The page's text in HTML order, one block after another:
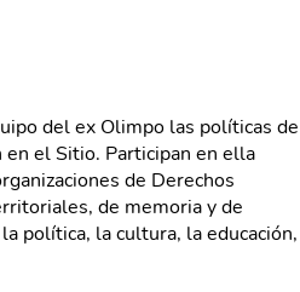
del ex Olimpo las políticas de
el Sitio. Participan en ella
de Derechos
de memoria y de
política, la cultura, la educación,